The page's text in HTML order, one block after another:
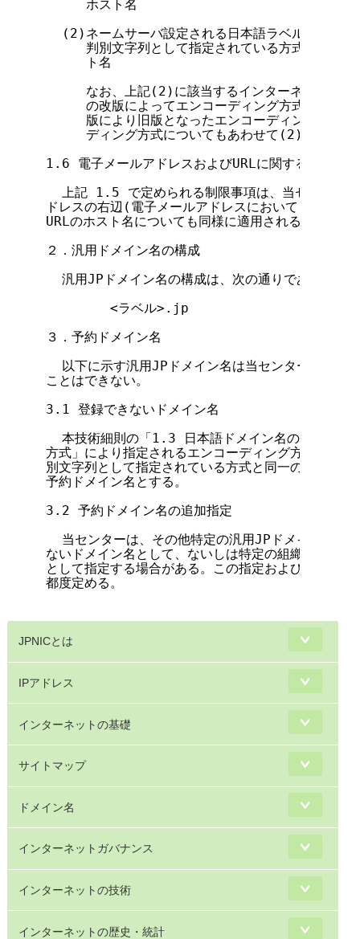
     ホスト名
(2)ネームサーバ設定される日本語ラベルのエンコ
判別文字列として指定されている方式と同一の
     ト名
なお、上記(2)に該当するインターネットド
の改版によってエンコーディング方式が変更ま
版により旧版となったエンコーディング方式の
ディング方式についてもあわせて(2)の適用範
1.6 電子メールアドレスおよびURLに関する制限事項
上記 1.5 で定められる制限事項は、当センター
ドレスの右辺(電子メールアドレスにおいて"@"の右
URLのホスト名についても同様に適用される。
２．汎用ドメイン名の構成
  汎用JPドメイン名の構成は、次の通りである。
        <ラベル>.jp
３．予約ドメイン名
以下に示す汎用JPドメイン名は当センターにより
ことはできない。
3.1 登録できないドメイン名
本技術細則の「1.3 日本語ドメイン名の文字コー
方式」により指定されるエンコーディング方式によ
別文字列として指定されている方式と同一の様式の
予約ドメイン名とする。
3.2 予約ドメイン名の追加指定
当センターは、その他特定の汎用JPドメイン名を
ないドメイン名として、ないしは特定の組織を除い
として指定する場合がある。この指定および指定解
都度定める。
JPNICとは
IPアドレス
インターネットの基礎
サイトマップ
ドメイン名
インターネットガバナンス
インターネットの技術
インターネットの歴史・統計